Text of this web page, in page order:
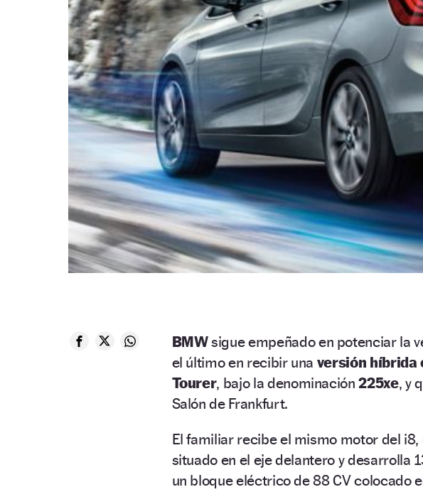
BMWsigue empeñado en potenciar la
el último en recibir una versión híbrida
Tourer, bajo la denominación225xe, y
Salón de Frankfurt.
El familiar recibe el mismo motor del i8,
situado en el eje delantero y desarrolla
un bloque eléctrico de 88 CV colocado